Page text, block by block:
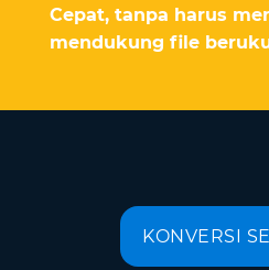
Cepat, tanpa harus
mendukung file
KONVERSI